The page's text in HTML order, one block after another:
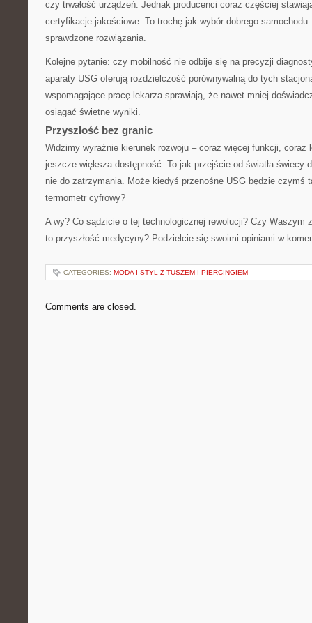
czy trwałość urządzeń. Jednak producenci coraz częściej
certyfikacje jakościowe. To trochę jak wybór dobrego samochodu
sprawdzone rozwiązania.
Kolejne pytanie: czy mobilność nie odbije się na precyzji
aparaty USG oferują rozdzielczość porównywalną do tych
wspomagające pracę lekarza sprawiają, że nawet mniej
osiągać świetne wyniki.
Przyszłość bez granic
Widzimy wyraźnie kierunek rozwoju – coraz więcej funkcji, coraz
jeszcze większa dostępność. To jak przejście od światła świecy
nie do zatrzymania. Może kiedyś przenośne USG będzie czymś
termometr cyfrowy?
A wy? Co sądzicie o tej technologicznej rewolucji? Czy Waszym
to przyszłość medycyny? Podzielcie się swoimi opiniami w
CATEGORIES: MODA I STYL Z TUSZEM I PIERCINGIEM
Comments are closed.